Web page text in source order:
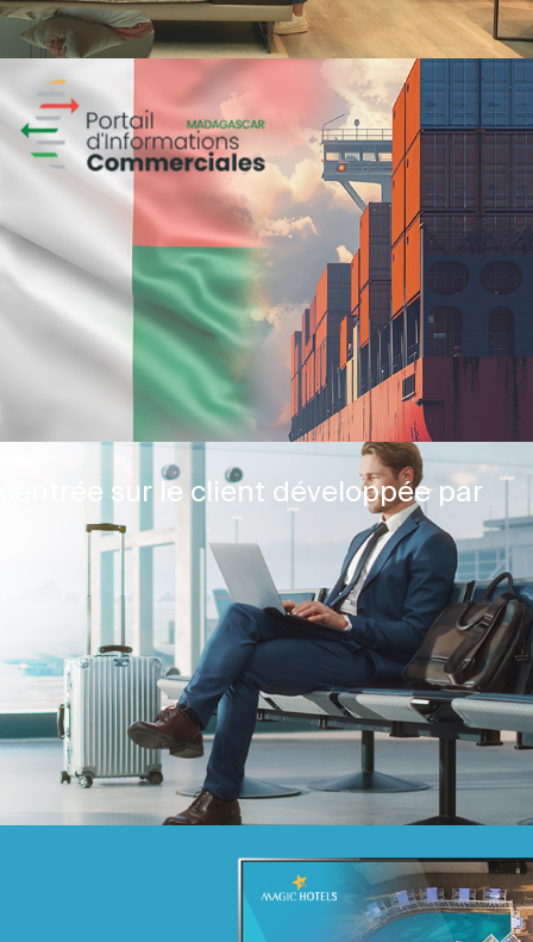
sur le client développée par